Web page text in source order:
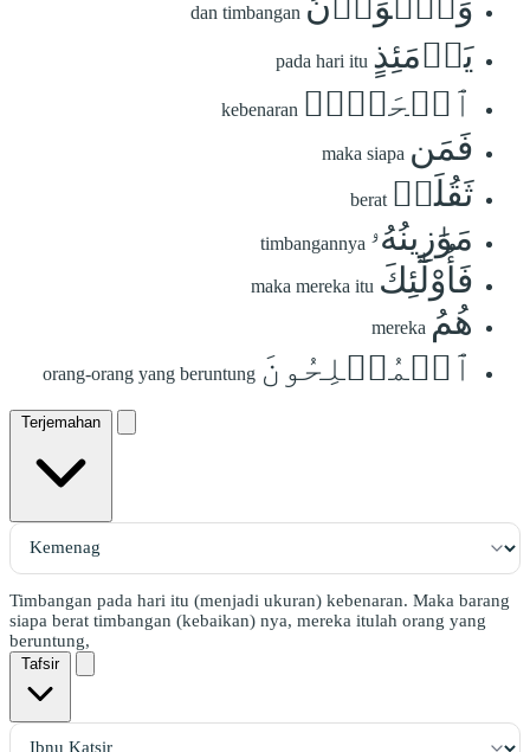
dan timbangan
يَوۡمَئِذٍ pada hari itu
ٱلۡحَقُّۚ kebenaran
فَمَن maka siapa
ثَقُلَتۡ berat
مَوَٰزِينُهُۥ timbangannya
فَأُوْلَٰٓئِكَ maka mereka itu
هُمُ mereka
ٱلۡمُفۡلِحُونَ orang-orang yang beruntung
Terjemahan
Timbangan pada hari itu (menjadi ukuran) kebenaran. Maka barang
siapa berat timbangan (kebaikan) nya, mereka itulah orang yang
beruntung,
Tafsir